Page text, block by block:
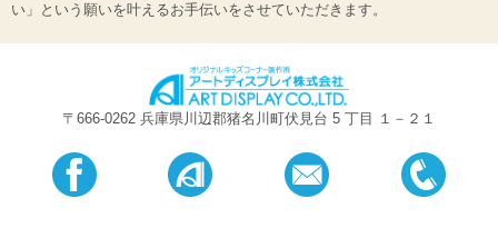
い」という願いを叶えるお手伝いをさせていただきます。
〒666-0262 兵庫県川辺郡猪名川町伏見台 5 丁目 １－２１